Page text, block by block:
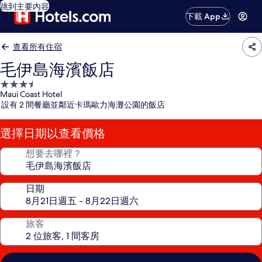
跳到主要內容
下載 App
查看所有住宿
毛伊島海濱飯店
3.5
星
級
住
宿
Maui Coast Hotel
設有 2 間餐廳並鄰近卡瑪歐力海灘公園的飯店
選擇日期以查看價格
想要去哪裡？
日期
旅客